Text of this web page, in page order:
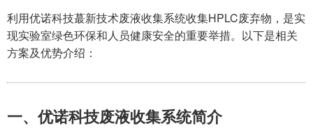
利用优诺科技蕞新技术废液收集系统收集HPLC废弃物，是实
现实验室绿色环保和人员健康安全的重要举措。以下是相关
方案及优势介绍：
一、优诺科技废液收集系统简介